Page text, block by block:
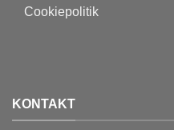
Cookiepolitik
KONTAKT